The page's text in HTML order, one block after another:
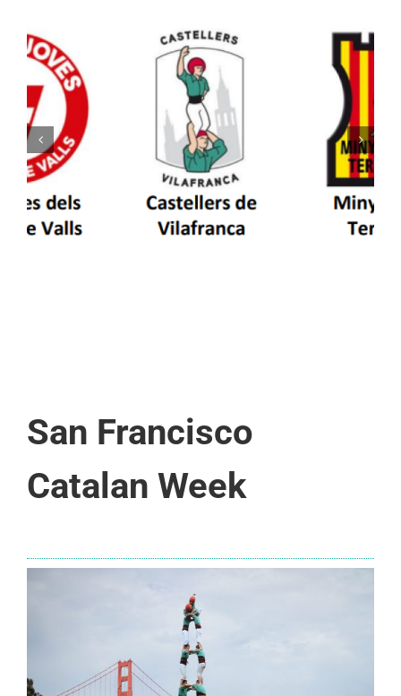
Els Castellers de Vilafranca unieixen tradició i
patrimoni en un viatge de colla a la Vall
d’Aran i a la Vall de Boí
San Francisco
Catalan Week